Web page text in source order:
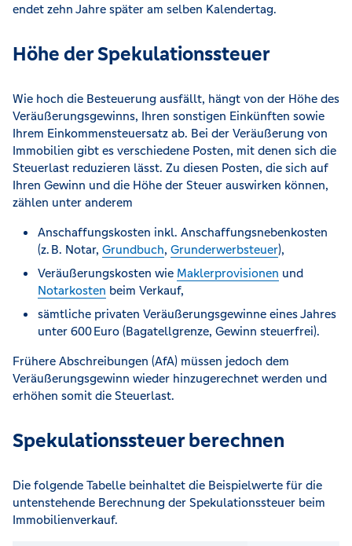
endet zehn Jahre später am selben Kalendertag.
Höhe der Spekulationssteuer
Wie hoch die Besteuerung ausfällt, hängt von der Höhe des
Veräußerungsgewinns, Ihren sonstigen Einkünften sowie
Ihrem Einkommensteuersatz ab. Bei der Veräußerung von
Immobilien gibt es verschiedene Posten, mit denen sich die
Steuerlast reduzieren lässt. Zu diesen Posten, die sich auf
Ihren Gewinn und die Höhe der Steuer auswirken können,
zählen unter anderem
Anschaffungskosten inkl. Anschaffungsnebenkosten
(z. B. Notar, Grundbuch, Grunderwerbsteuer),
Veräußerungskosten wie Maklerprovisionen und
Notarkosten beim Verkauf,
sämtliche privaten Veräußerungsgewinne eines Jahres
unter 600 Euro (Bagatellgrenze, Gewinn steuerfrei).
Frühere Abschreibungen (AfA) müssen jedoch dem
Veräußerungsgewinn wieder hinzugerechnet werden und
erhöhen somit die Steuerlast.
Spekulationssteuer berechnen
Die folgende Tabelle beinhaltet die Beispielwerte für die
untenstehende Berechnung der Spekulationssteuer beim
Immobilienverkauf.